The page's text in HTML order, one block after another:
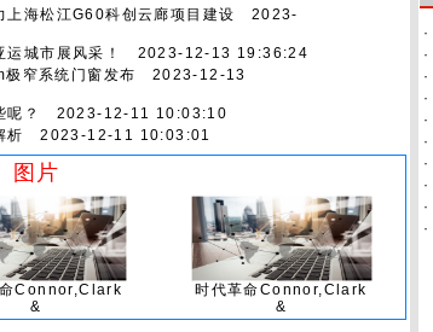
上海松江G60科创云廊项目建设
2023-
城市展风采！
2023-12-13 19:36:24
窄系统门窗发布
2023-12-13
呢？
2023-12-11 10:03:10
析
2023-12-11 10:03:01
图片
Connor,Clark
&
时代革命Connor,Clark
&
·
·
·
·
·
·
·
·
·
·